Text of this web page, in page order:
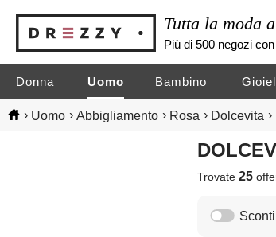
Tutta la moda
Più di 500 negozi
Donna Uomo Bambino
› Uomo › Abbigliamento › Rosa › Dolcevita ›
Trovate25
Sconti